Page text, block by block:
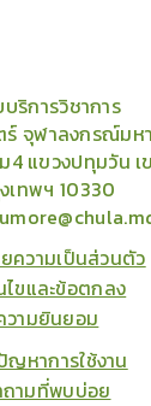
ริการวิชาการ
จุฬาลงกรณ์มห
4 แขวงปทุมวัน
เทพฯ 10330
ความเป็นส่วนตัว
ไขและข้อตกลง
วามยินยอม
ญหาการใช้งาน
ถามที่พบบ่อย